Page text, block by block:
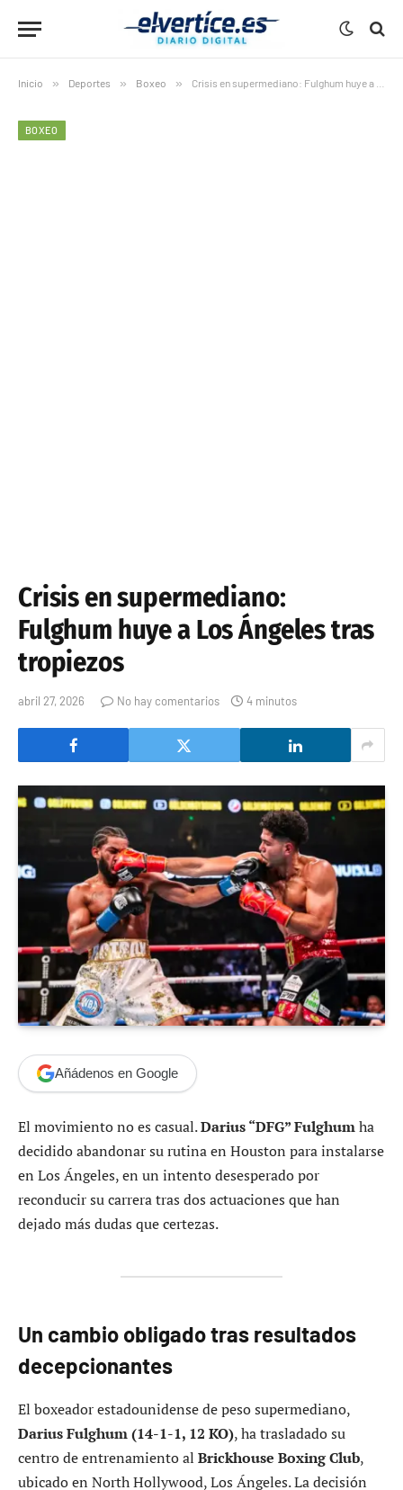
Inicio » Deportes » Boxeo » Crisis en supermediano: Fulghum huye a Los Ángeles tras tropiezos
BOXEO
Crisis en supermediano:
Fulghum huye a Los Ángeles tras
tropiezos
abril 27, 2026 No hay comentarios 4 minutos
Añádenos en Google
El movimiento no es casual.Darius “DFG” Fulghumha
decidido abandonar su rutina en Houston para instalarse
en Los Ángeles, en un intento desesperado por
reconducir su carrera tras dos actuaciones que han
dejado más dudas que certezas.
Un cambio obligado tras resultados
decepcionantes
El boxeador estadounidense de peso supermediano,
Darius Fulghum (14-1-1, 12 KO), ha trasladado su
centro de entrenamiento al Brickhouse Boxing Club,
ubicado en North Hollywood, Los Ángeles. La decisión